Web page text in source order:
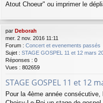
Atout Choeur" ou imprimer le
par Deborah
mer. 2 nov. 2016 11:11
Forum : Concert et evenements passés
Sujet : STAGE GOSPEL 11 et 12 mars
Réponses : 0
Vues : 802659
STAGE GOSPEL 11 et 12
Pour la 4ème année